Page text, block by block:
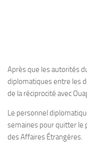
Après que les autorités
diplomatiques entre les
de la réciprocité avec
Le personnel
semaines pour quitter le
des Affaires Étrangères.